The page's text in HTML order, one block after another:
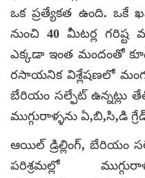
ఒక ప్రత్యేకత ఉంది. ఒకే
నుంచి 40 మీటర్ల
ఎక్కడా ఇంత మందంతో
రసాయనిక విశ్లేషణలో
బేరియం సల్ఫేట్ ఉన్నట్లు
ముగ్గురాళ్ళను ఏ,బి,సి,డి
ఆయిల్ డ్రిల్లింగ్, బేరియం
పరిశ్రమల్లో